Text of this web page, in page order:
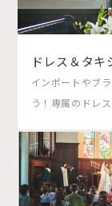
ドレス＆タ
インポートやブ
う！専属のドレ